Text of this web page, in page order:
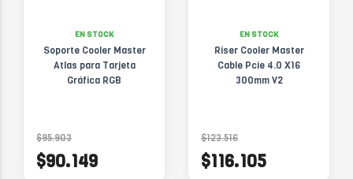
EN STOCK
Soporte Cooler Master
Atlas para Tarjeta
Gráfica RGB
$95.903
$90.149
EN STOCK
Riser Cooler Master
Cable Pcie 4.0 X16
300mm V2
$123.516
$116.105